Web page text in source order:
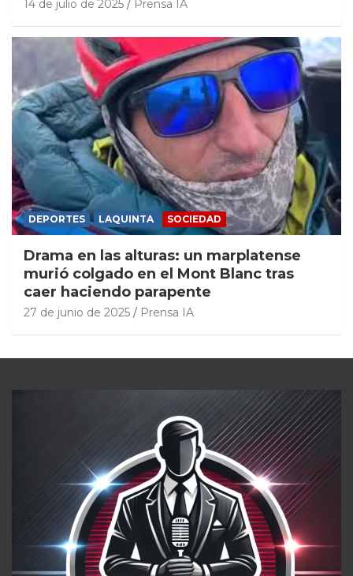
14 de julio de 2025 Prensa IA
DEPORTES LAQUINTA SOCIEDAD
Drama en las alturas: un marplatense
murió colgado en el Mont Blanc tras
caer haciendo parapente
27 de junio de 2025 Prensa IA